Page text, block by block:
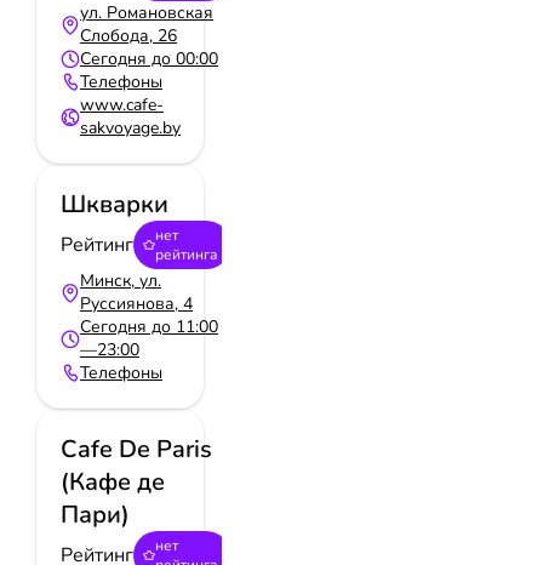
ул. Романовская
Слобода, 26
Сегодня до 00:00
Телефоны
www.cafe-
sakvoyage.by
Шкварки
Рейтинг
нет
рейтинга
Минск, ул.
Руссиянова, 4
Сегодня до 11:00
—23:00
Телефоны
Cafe De Paris
(Кафе де
Пари)
Рейтинг
нет